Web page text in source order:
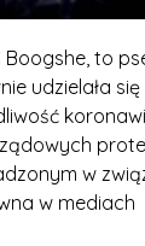
Boogshe, to
udzielała
w
w mediach